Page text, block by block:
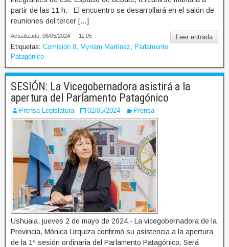
partir de las 11 h. El encuentro se desarrollará en el salón de
reuniones del tercer […]
Leer entrada
Actualizado: 06/05/2024 — 11:05
Etiquetas: Comisión 8 Myriam Martínez
Parlamento
Patagónico
SESIÓN: La Vicegobernadora asistirá a la
apertura del Parlamento Patagónico
Prensa Legislatura 02/05/2024 Prensa
Ushuaia, jueves 2 de mayo de 2024.- La vicegobernadora de la
Provincia, Mónica Urquiza confirmó su asistencia a la apertura
de la 1ª sesión ordinaria del Parlamento Patagónico. Será